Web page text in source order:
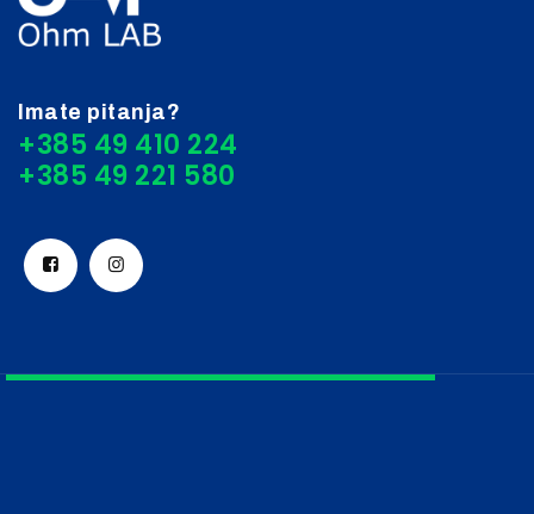
Imate pitanja?
+385 49 410 224